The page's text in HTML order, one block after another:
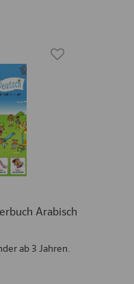
Arabisch
ab 3 Jahren.